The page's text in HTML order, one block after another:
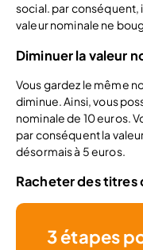
social. par conséquent,
valeur nominale ne
Diminuer la valeur
Vous gardez le même
diminue. Ainsi, vous
nominale de 10 euros.
par conséquent la
désormais à 5 euros.
Racheter des
3 étapes